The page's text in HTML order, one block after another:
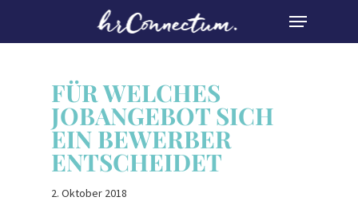
MENU
FÜR WELCHES
JOBANGEBOT SICH
EIN BEWERBER
ENTSCHEIDET
2. Oktober 2018